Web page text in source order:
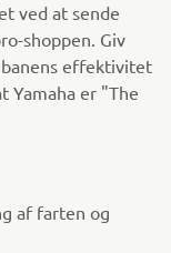
ved at sende
shoppen. Giv
effektivitet
Yamaha er "The
af farten og